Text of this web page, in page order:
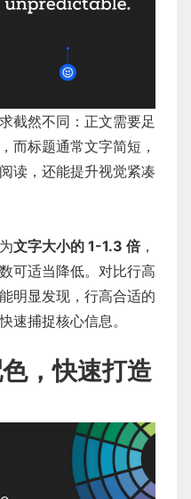
截然不同：正文需要足
而标题通常文字简短，
读，还能提升视觉紧凑
文字大小的 1-1.3 倍，
可适当降低。对比行高
明显发现，行高合适的
速捕捉核心信息。
，快速打造